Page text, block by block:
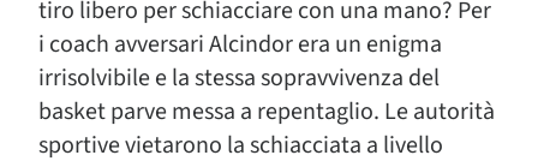
tiro libero per schiacciare con una mano? Per
i coach avversari Alcindor era un enigma
irrisolvibile e la stessa sopravvivenza del
basket parve messa a repentaglio. Le autorità
sportive vietarono la schiacciata a livello